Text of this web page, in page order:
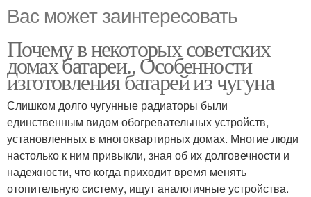
Вас может заинтересовать
Почему в некоторых советских
домах батареи.. Особенности
изготовления батарей из чугуна
Слишком долго чугунные радиаторы были
единственным видом обогревательных устройств,
установленных в многоквартирных домах. Многие люди
настолько к ним привыкли, зная об их долговечности и
надежности, что когда приходит время менять
отопительную систему, ищут аналогичные устройства.